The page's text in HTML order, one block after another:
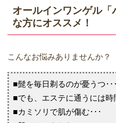
オールインワンゲル
な方にオススメ！
こんなお悩みありませんか？
■髭を毎日剃るのが憂うつ･･･
■でも、エステに通うには時
■カミソリで肌が傷む･･･